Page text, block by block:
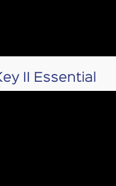
II Essential